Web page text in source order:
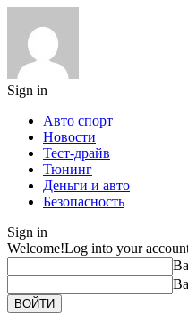
Sign in
Авто спорт
Новости
Тест-драйв
Тюнинг
Деньги и авто
Безопасность
Sign in
Welcome!Log into your